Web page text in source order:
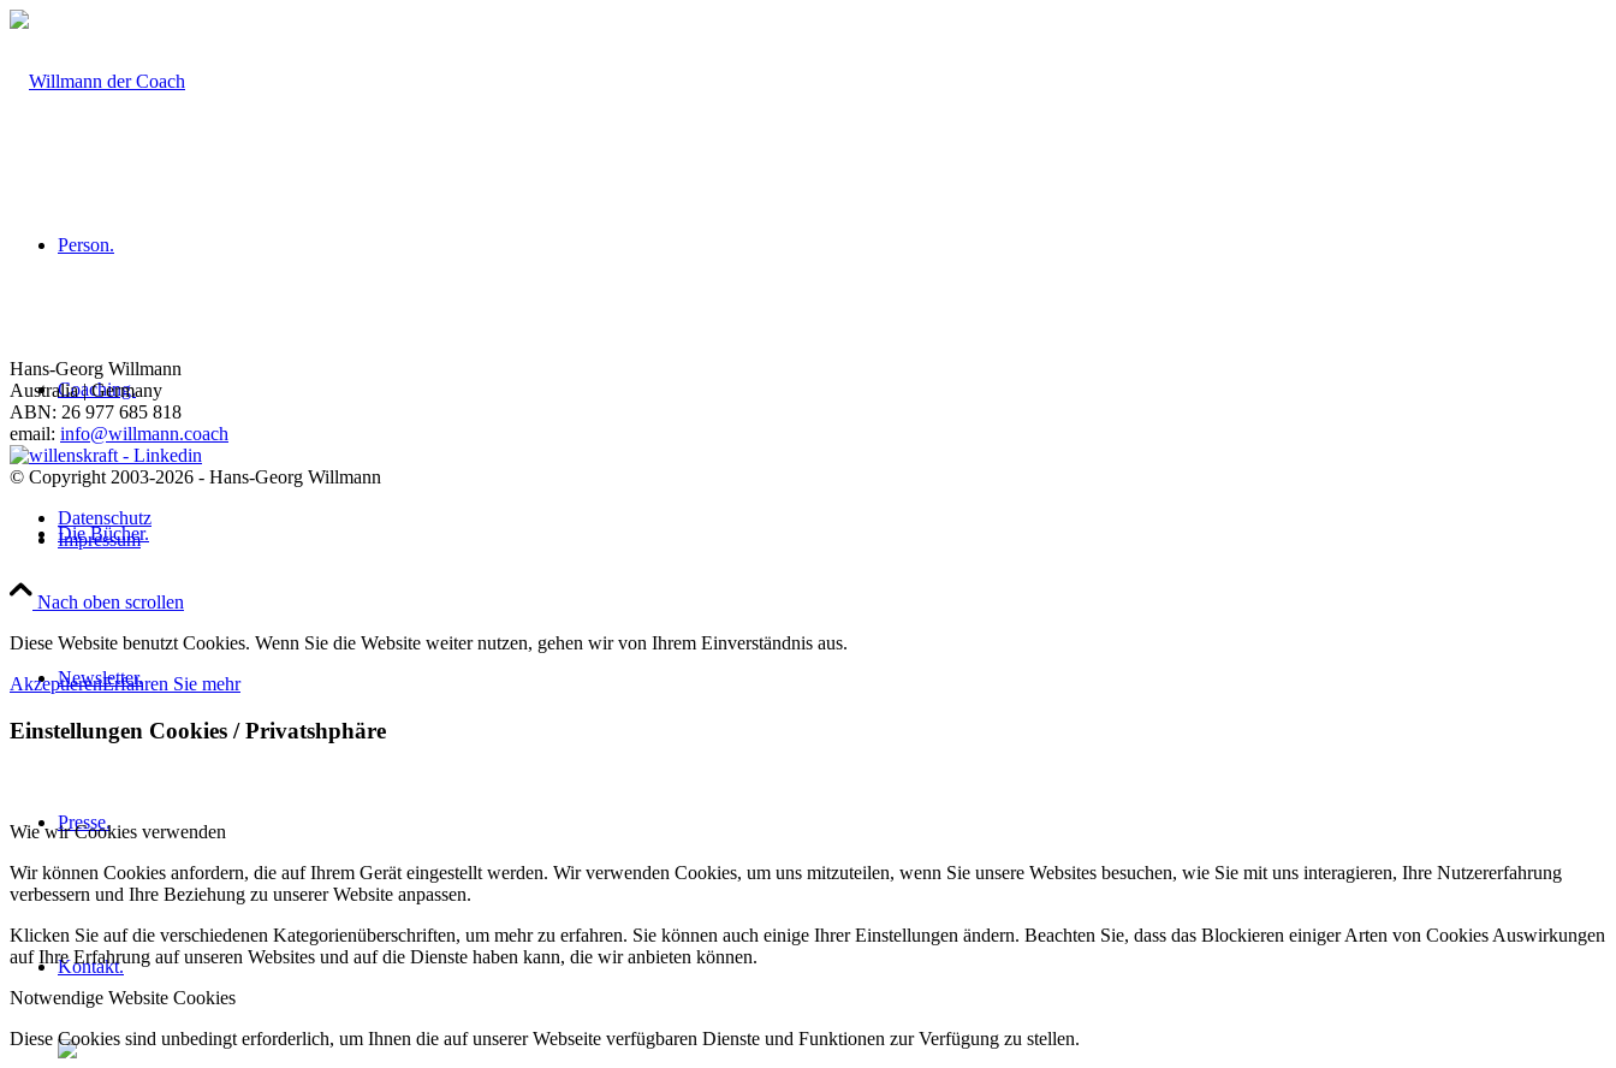
Person.
Coaching.
Die Bücher.
Newsletter.
Presse.
Kontakt.
Hans-Georg Willmann
Australia | Germany
ABN: 26 977 685 818
email: info@willmann.coach
© Copyright 2003-2026 - Hans-Georg Willmann
Datenschutz
Impressum
Nach oben scrollen
Diese Website benutzt Cookies. Wenn Sie die Website weiter nutzen, gehen wir von Ihrem Einverständnis aus.
AkzeptierenErfahren Sie mehr
Einstellungen Cookies / Privatshphäre
Wie wir Cookies verwenden
Wir können Cookies anfordern, die auf Ihrem Gerät eingestellt werden. Wir verwenden Cookies, um uns mitzuteilen, wenn Sie unsere Websites besuchen, wie Sie mit uns interagieren, Ihre Nutzererfahrung
verbessern und Ihre Beziehung zu unserer Website anpassen.
Klicken Sie auf die verschiedenen Kategorienüberschriften, um mehr zu erfahren. Sie können auch einige Ihrer Einstellungen ändern. Beachten Sie, dass das Blockieren einiger Arten von Cookies Auswirkungen
auf Ihre Erfahrung auf unseren Websites und auf die Dienste haben kann, die wir anbieten können.
Notwendige Website Cookies
Diese Cookies sind unbedingt erforderlich, um Ihnen die auf unserer Webseite verfügbaren Dienste und Funktionen zur Verfügung zu stellen.